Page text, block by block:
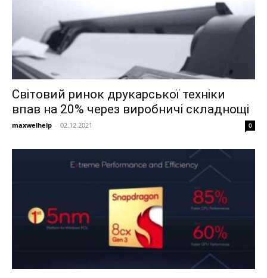
Світовий ринок друкарської техніки
впав на 20% через виробничі складнощі
maxwelhelp - 02.12.2021 0